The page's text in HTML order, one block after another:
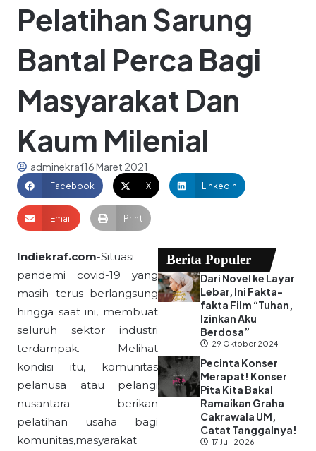
Pelatihan Sarung
Bantal Perca Bagi
Masyarakat Dan
Kaum Milenial
adminekraf16 Maret 2021
Facebook X LinkedIn
Email Print
Indiekraf.com-Situasi
pandemi covid-19 yang
masih terus berlangsung
hingga saat ini, membuat
seluruh sektor industri
terdampak. Melihat
kondisi itu, komunitas
pelanusa atau pelangi
nusantara berikan
pelatihan usaha bagi
komunitas,masyarakat
Berita Populer
Dari Novel ke Layar
Lebar, Ini Fakta-
fakta Film “Tuhan,
Izinkan Aku
Berdosa”
29 Oktober 2024
Pecinta Konser
Merapat! Konser
Pita Kita Bakal
Ramaikan Graha
Cakrawala UM,
Catat Tanggalnya!
17 Juli 2026